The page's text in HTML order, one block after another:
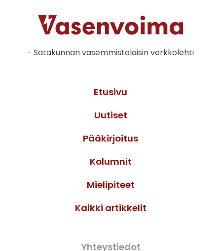
- Satakunnan vasemmistolaisin verkkolehti
Etusivu
Uutiset
Pääkirjoitus
Kolumnit
Mielipiteet
Kaikki artikkelit
Yhteystiedot